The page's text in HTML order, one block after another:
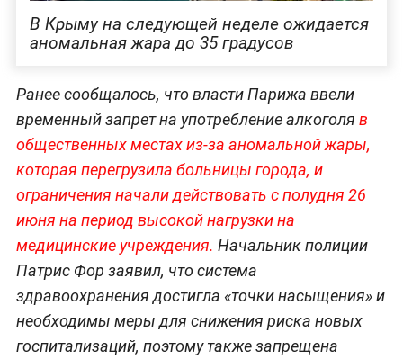
В Крыму на следующей неделе ожидается
аномальная жара до 35 градусов
Ранее сообщалось, что власти Парижа ввели
временный запрет на употребление алкоголя в
общественных местах из-за аномальной жары,
которая перегрузила больницы города, и
ограничения начали действовать с полудня 26
июня на период высокой нагрузки на
медицинские учреждения. Начальник полиции
Патрис Фор заявил, что система
здравоохранения достигла «точки насыщения» и
необходимы меры для снижения риска новых
госпитализаций, поэтому также запрещена